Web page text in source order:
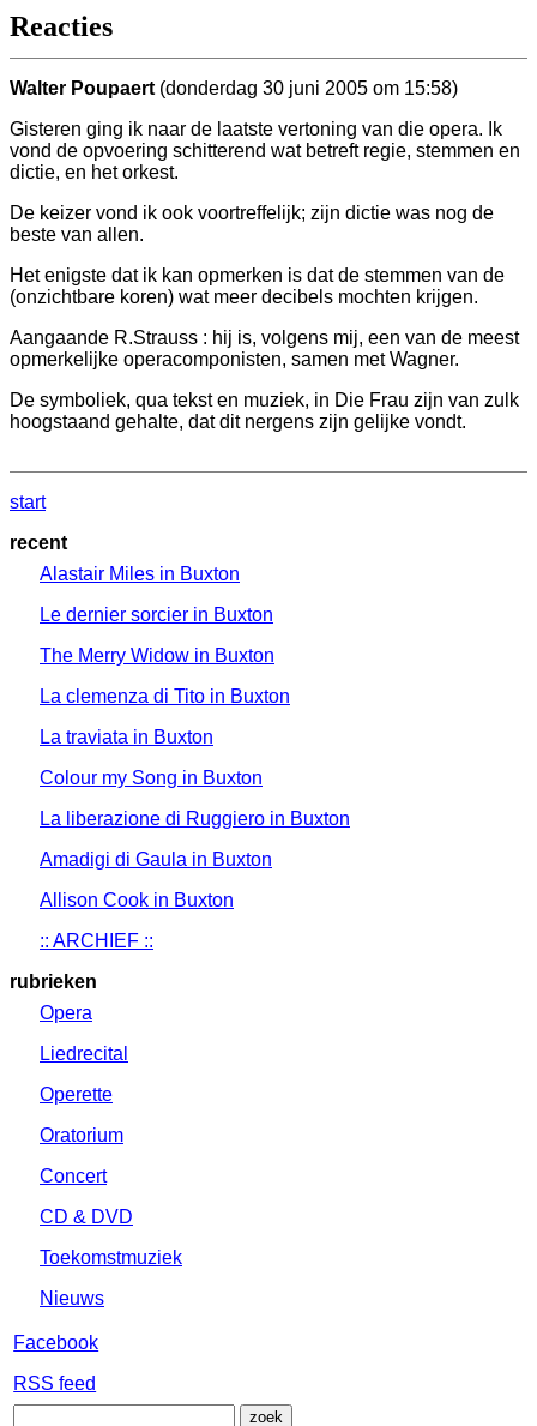
Reacties
Walter Poupaert (donderdag 30 juni 2005 om 15:58)
Gisteren ging ik naar de laatste vertoning van die opera. Ik
vond de opvoering schitterend wat betreft regie, stemmen en
dictie, en het orkest.
De keizer vond ik ook voortreffelijk; zijn dictie was nog de
beste van allen.
Het enigste dat ik kan opmerken is dat de stemmen van de
(onzichtbare koren) wat meer decibels mochten krijgen.
Aangaande R.Strauss : hij is, volgens mij, een van de meest
opmerkelijke operacomponisten, samen met Wagner.
De symboliek, qua tekst en muziek, in Die Frau zijn van zulk
hoogstaand gehalte, dat dit nergens zijn gelijke vondt.
start
recent
Alastair Miles in Buxton
Le dernier sorcier in Buxton
The Merry Widow in Buxton
La clemenza di Tito in Buxton
La traviata in Buxton
Colour my Song in Buxton
La liberazione di Ruggiero in Buxton
Amadigi di Gaula in Buxton
Allison Cook in Buxton
:: ARCHIEF ::
rubrieken
Opera
Liedrecital
Operette
Oratorium
Concert
CD & DVD
Toekomstmuziek
Nieuws
Facebook
RSS feed